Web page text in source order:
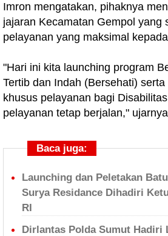
Imron mengatakan, pihaknya
jajaran Kecamatan Gempol yang
pelayanan yang maksimal
"Hari ini kita launching program
Tertib dan Indah (Bersehati)
khusus pelayanan bagi
pelayanan tetap berjalan,"
Baca juga:
Launching dan Peletakan
Surya Residance Dihadiri
RI
Dirlantas Polda Sumut Hadiri